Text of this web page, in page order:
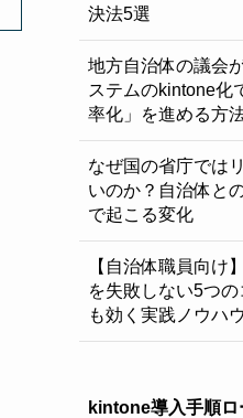
決法5選
地方自治体の議会
ステムのkintone化
率化」を進める方
なぜ国の省庁では
いのか？自治体と
で起こる変化
【自治体職員向け
を失敗しない5つ
も効く実践ノウハウ
kintone導入手順ロ